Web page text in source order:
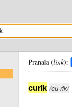
Pranala (link):
curik /cu·rik/